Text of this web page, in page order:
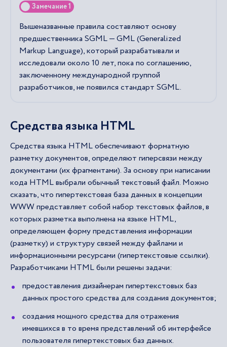
Замечание 1
Вышеназванные правила составляют основу
предшественника SGML — GML (Generalized
Markup Language), который разрабатывали и
исследовали около 10 лет, пока по соглашению,
заключенному международной группой
разработчиков, не появился стандарт SGML.
Средства языка HTML
Средства языка HTML обеспечивают форматную
разметку документов, определяют гиперсвязи между
документами (их фрагментами). За основу при написании
кода HTML выбрали обычный текстовый файл. Можно
сказать, что гипертекстовая база данных в концепции
WWW представляет собой набор текстовых файлов, в
которых разметка выполнена на языке HTML,
определяющем форму представления информации
(разметку) и структуру связей между файлами и
информационными ресурсами (гипертекстовые ссылки).
Разработчиками HTML были решены задачи:
предоставления дизайнерам гипертекстовых баз
данных простого средства для создания документов;
создания мощного средства для отражения
имевшихся в то время представлений об интерфейсе
пользователя гипертекстовых баз данных.